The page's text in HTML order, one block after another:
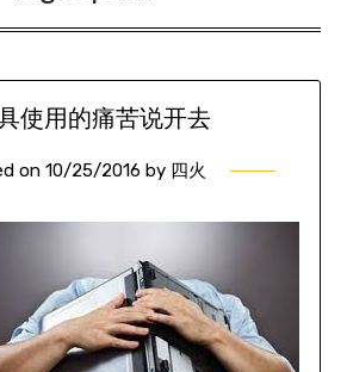
使用的痛苦说开去
on 10/25/2016 by 四火